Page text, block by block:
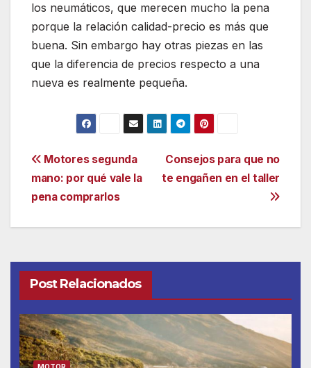
los neumáticos, que merecen mucho la pena
porque la relación calidad-precio es más que
buena. Sin embargo hay otras piezas en las
que la diferencia de precios respecto a una
nueva es realmente pequeña.
Navegación
de
entradas
Consejos para que no
te engañen en el taller
Motores segunda
mano: por qué vale la
pena comprarlos
Post Relacionados